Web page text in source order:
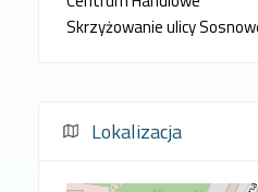
Skrzyżowanie ulicy
Lokalizacja